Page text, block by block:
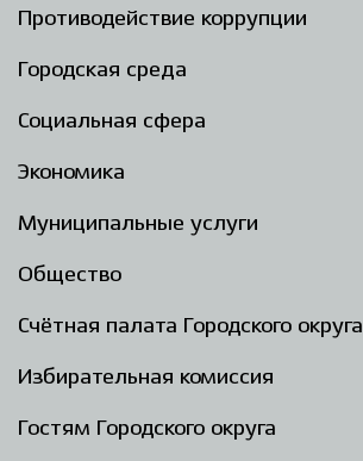
Противодействие коррупции
Городская среда
Социальная сфера
Экономика
Муниципальные услуги
Общество
Счётная палата Городского округа
Избирательная комиссия
Гостям Городского округа